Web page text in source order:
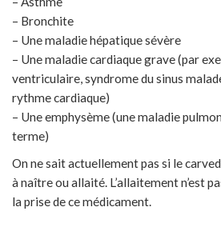
– Bronchite
– Une maladie hépatique sévère
– Une maladie cardiaque grave (par
ventriculaire, syndrome du sinus
rythme cardiaque)
– Une emphysème (une maladie
terme)
On ne sait actuellement pas si le
à naître ou allaité. L’allaitement n’est
la prise de ce médicament.